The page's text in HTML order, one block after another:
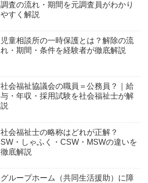
調査の流れ・期間を元調査員がわかり
やすく解説
児童相談所の一時保護とは？解除の流
れ・期間・条件を経験者が徹底解説
社会福祉協議会の職員＝公務員？｜給
与・年収・採用試験を社会福祉士が解
説
社会福祉士の略称はどれが正解？
SW・しゃふく・CSW・MSWの違いを
徹底解説
グループホーム（共同生活援助）に障